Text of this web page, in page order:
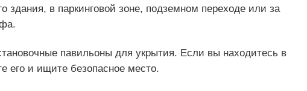
здания, в паркинговой зоне, подземном переходе или за
павильоны для укрытия. Если вы находитесь в
его и ищите безопасное место.